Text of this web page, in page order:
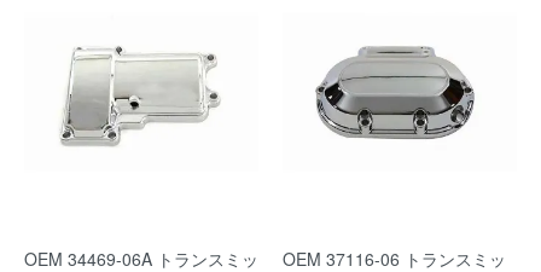
OEM 34469-06A トランスミッ
OEM 37116-06 トランスミッ